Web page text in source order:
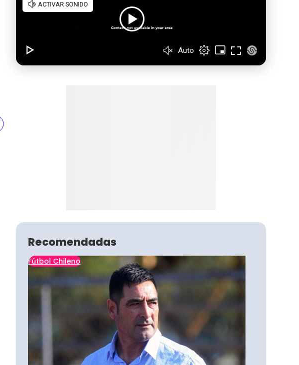
Recomendadas
Fútbol Chileno